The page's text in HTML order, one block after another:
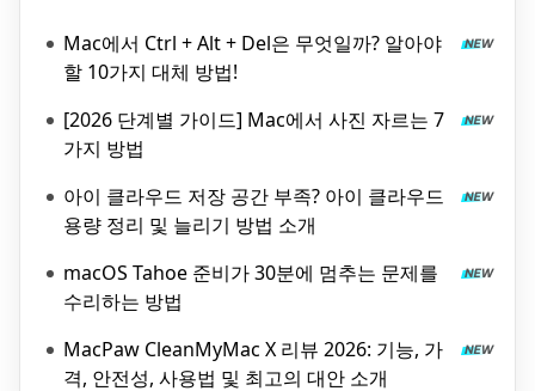
Mac에서 Ctrl + Alt + Del은 무엇일까? 알아야
할 10가지 대체 방법!
[2026 단계별 가이드] Mac에서 사진 자르는 7
가지 방법
아이 클라우드 저장 공간 부족? 아이 클라우드
용량 정리 및 늘리기 방법 소개
macOS Tahoe 준비가 30분에 멈추는 문제를
수리하는 방법
MacPaw CleanMyMac X 리뷰 2026: 기능, 가
격, 안전성, 사용법 및 최고의 대안 소개